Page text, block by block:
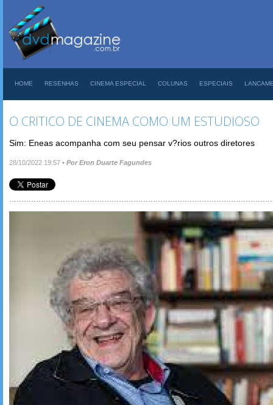
HOME RESENHAS CINEMA ESPECIAL COLUNAS ESPECIAIS
O CRITICO DE CINEMA COMO UM ESTUDIOSO
Sim: Eneas acompanha com seu pensar v?rios outros diretores
28/10/2022 19:57 • Por Eron Duarte Fagundes